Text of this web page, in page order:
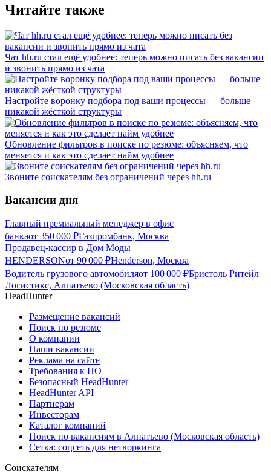
Читайте также
Чат hh.ru стал ещё удобнее: теперь можно писать без вакансии
и звонить прямо из чата
Настройте воронку подбора под ваши процессы — больше
никакой жёсткой структуры
Обновление фильтров в поиске по резюме: объясняем, что
меняется и как это сделает найм удобнее
Звоните соискателям без ограничений через hh.ru
Вакансии дня
Главный премиальный менеджер в офис
банкаот 350 000 ₽Газпромбанк, Москва
Продавец-кассир в Дом Моды
HENDERSONот 90 000 ₽Henderson, Москва
Водитель грузового автомобиляот 100 000 ₽Бристоль Ритейл
Логистикс, Алпатьево (Московская область)
HeadHunter
Размещение вакансий
Поиск по резюме
О компании
Наши вакансии
Реклама на сайте
Требования к ПО
Безопасный HeadHunter
HeadHunter API
Партнерам
Инвесторам
Каталог компаний
Поиск по вакансиям в Алпатьево (Московская область)
Сетка: соцсеть для нетворкинга
Соискателям